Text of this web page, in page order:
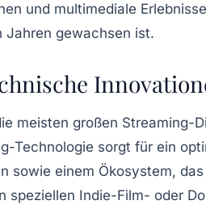
und multimediale
Jahren gewachsen ist.
meisten großen Streaming-
Technologie sorgt für ein
sowie einem Ökosystem,
speziellen Indie-Film- oder